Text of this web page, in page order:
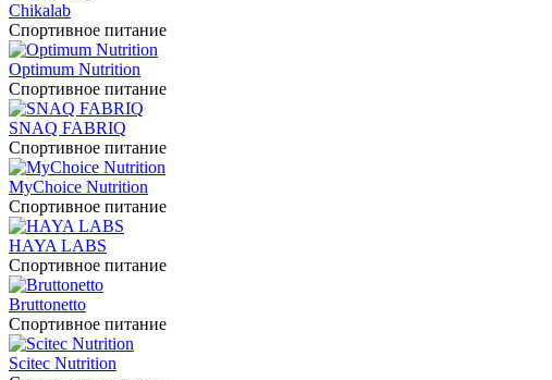
Chikalab
Спортивное питание
Optimum Nutrition
Спортивное питание
SNAQ FABRIQ
Спортивное питание
MyChoice Nutrition
Спортивное питание
HAYA LABS
Спортивное питание
Bruttonetto
Спортивное питание
Scitec Nutrition